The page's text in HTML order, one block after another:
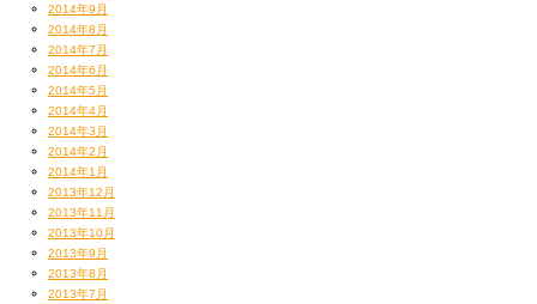
2014年9月
2014年8月
2014年7月
2014年6月
2014年5月
2014年4月
2014年3月
2014年2月
2014年1月
2013年12月
2013年11月
2013年10月
2013年9月
2013年8月
2013年7月